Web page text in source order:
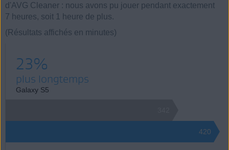
d'AVG Cleaner : nous avons pu jouer pendant exactement
7 heures, soit 1 heure de plus.
(Résultats affichés en minutes)
23%
plus longtemps
Galaxy S5
420